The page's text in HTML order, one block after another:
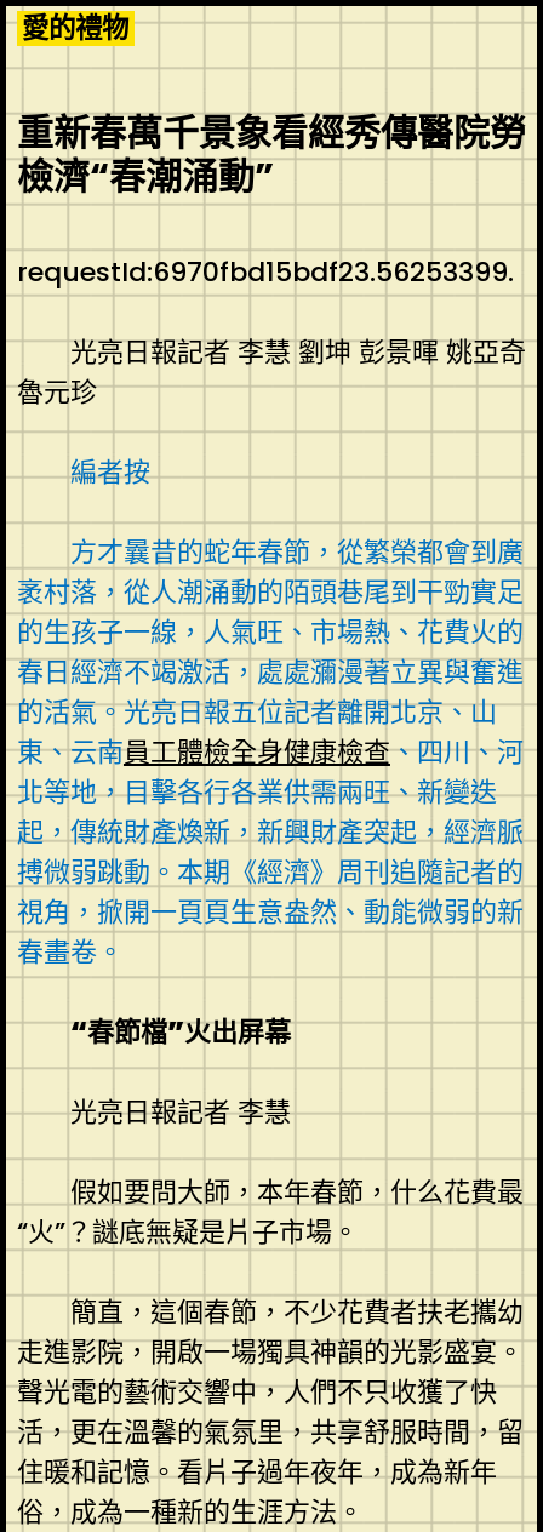
Skip
to
content
愛的禮物
重新春萬千景象看經秀傳醫院勞
檢濟“春潮涌動”
requestId:6970fbd15bdf23.56253399.
光亮日報記者 李慧 劉坤 彭景暉 姚亞奇
魯元珍
編者按
方才曩昔的蛇年春節，從繁榮都會到廣
袤村落，從人潮涌動的陌頭巷尾到干勁實足
的生孩子一線，人氣旺、市場熱、花費火的
春日經濟不竭激活，處處瀰漫著立異與奮進
的活氣。光亮日報五位記者離開北京、山
東、云南員工體檢全身健康檢查、四川、河
北等地，目擊各行各業供需兩旺、新變迭
起，傳統財產煥新，新興財產突起，經濟脈
搏微弱跳動。本期《經濟》周刊追隨記者的
視角，掀開一頁頁生意盎然、動能微弱的新
春畫卷。
“春節檔”火出屏幕
光亮日報記者 李慧
假如要問大師，本年春節，什么花費最
“火”？謎底無疑是片子市場。
簡直，這個春節，不少花費者扶老攜幼
走進影院，開啟一場獨具神韻的光影盛宴。
聲光電的藝術交響中，人們不只收獲了快
活，更在溫馨的氣氛里，共享舒服時間，留
住暖和記憶。看片子過年夜年，成為新年
俗，成為一種新的生涯方法。